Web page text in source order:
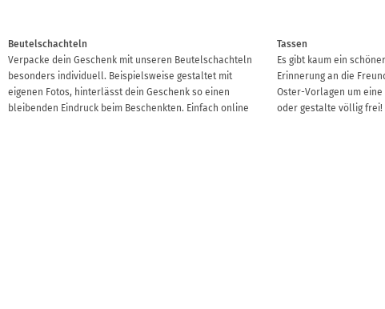
Beutelschachteln
Verpacke dein Geschenk mit unseren Beutelschachteln
besonders individuell. Beispielsweise gestaltet mit
eigenen Fotos, hinterlässt dein Geschenk so einen
bleibenden Eindruck beim Beschenkten. Einfach online
Tassen
Es gibt kaum ein
Erinnerung an die
Oster-Vorlagen um eine
oder gestalte völlig frei!